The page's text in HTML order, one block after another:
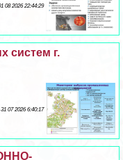
08 2026 22:44:29
систем г.
31 07 2026 6:40:17